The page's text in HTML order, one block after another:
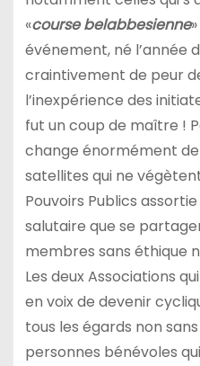
«course belabbesienne
événement, né l’année
craintivement de peur
l’inexpérience des
fut un coup de maître !
change énormément
satellites qui ne
Pouvoirs Publics
salutaire que se
membres sans éthique
Les deux Associations
en voix de devenir
tous les égards non
personnes bénévoles